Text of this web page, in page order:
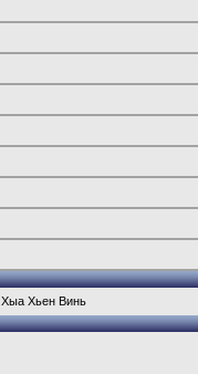
Хыа Хьен Винь